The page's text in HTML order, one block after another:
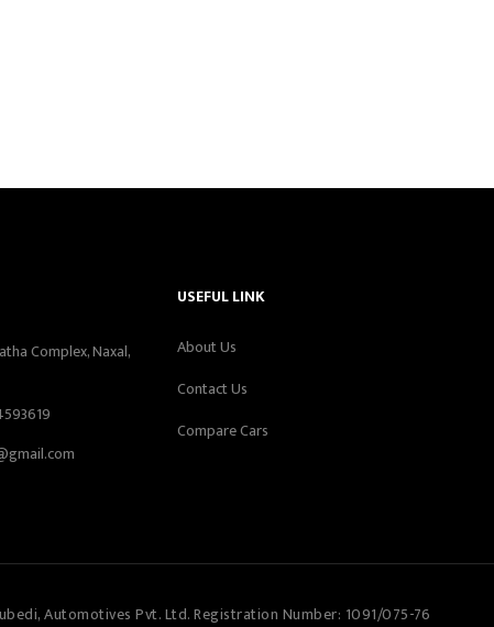
Complex, Naxal,
USEFUL LINK
About Us
Contact Us
Compare Cars
Automotives Pvt. Ltd. Registration Number: 1091/075-76